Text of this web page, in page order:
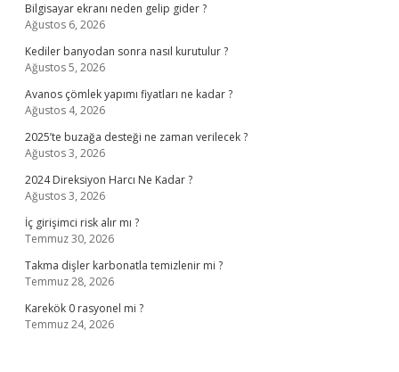
Bilgisayar ekranı neden gelip gider ?
Ağustos 6, 2026
Kediler banyodan sonra nasıl kurutulur ?
Ağustos 5, 2026
Avanos çömlek yapımı fiyatları ne kadar ?
Ağustos 4, 2026
2025’te buzağa desteği ne zaman verilecek ?
Ağustos 3, 2026
2024 Direksiyon Harcı Ne Kadar ?
Ağustos 3, 2026
İç girişimci risk alır mı ?
Temmuz 30, 2026
Takma dişler karbonatla temizlenir mi ?
Temmuz 28, 2026
Karekök 0 rasyonel mi ?
Temmuz 24, 2026